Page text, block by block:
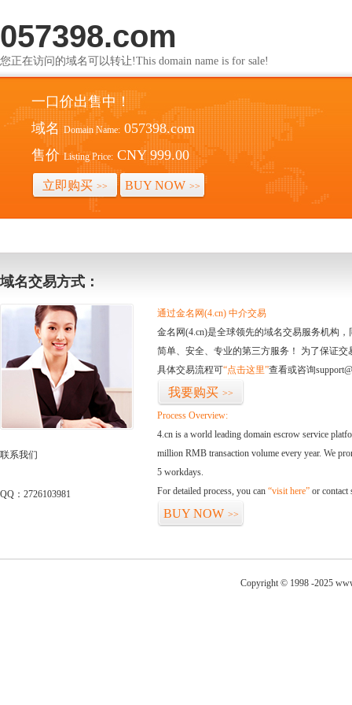
057398.com
您正在访问的域名可以转让!This domain name is for sale!
一口价出售中！
域名 Domain Name: 057398.com
售价 Listing Price: CNY 999.00
立即购买 >> BUY NOW >>
域名交易方式：
联系我们
QQ：2726103981
通过金名网(4.cn) 中介交易
金名网(4.cn)是全球领先的域名交易服务机构
简单、安全、专业的第三方服务！ 为了保证
具体交易流程可“点击这里”查看或咨询
我要购买 >>
Process Overview:
4.cn is a world leading domain escrow service
million RMB transaction volume every year. We
5 workdays.
For detailed process, you can “visit here” or contact
BUY NOW >>
Copyright © 1998 -2025